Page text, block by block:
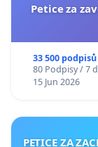
Petice za
33 500 podpisů
80 Podpisy / 7
15 Jun 2026
PETICE ZA